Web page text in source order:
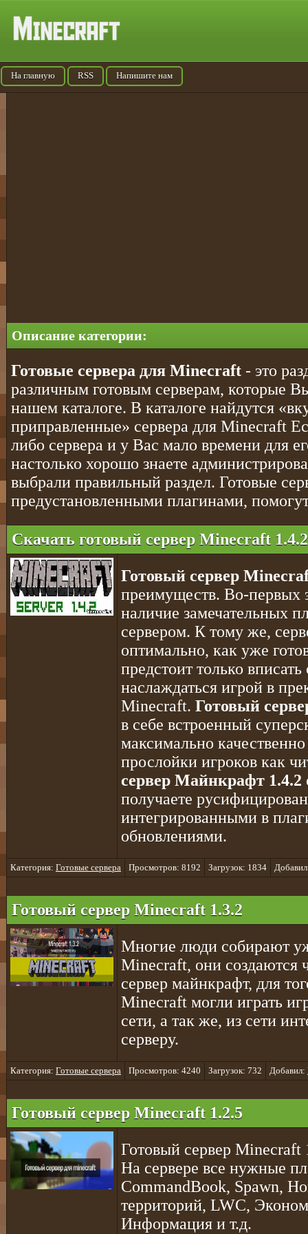
На главную RSS Напишите нам
Описание категории:
Готовые сервера для Minecraft - это
различным готовым серверам, которые
нашем каталоге. В каталоге найдутся
приправленные» сервера для Minecraft
либо сервера и у Вас мало времени для
настолько хорошо знаете
выбрали правильный раздел. Готовые
предустановленными плагинами,
Скачать готовый сервер Minecraft 1.4.2
Готовый сервер
преимуществ. Во-первых
наличие замечательных
сервером. К тому же,
оптимально, как уже
предстоит только
наслаждаться игрой в
Minecraft. Готовый
в себе встроенный
максимально
прослойки игроков как
сервер Майнкрафт 1.4.2
получаете
интегрированными в
обновлениями.
Категория: Готовые сервера Просмотров: 8192 Загрузок: 1834
Готовый сервер Minecraft 1.3.2
Многие люди собирают
Minecraft, они создаются
сервер майнкрафт, для
Minecraft могли играть
сети, а так же, из сети
серверу.
Категория: Готовые сервера Просмотров: 4240 Загрузок: 732 Добавил:
Готовый сервер Minecraft 1.2.5
Готовый сервер Minecraft
На сервере все нужные
CommandBook, Spawn,
территорий, LWC,
Информация и т.д.